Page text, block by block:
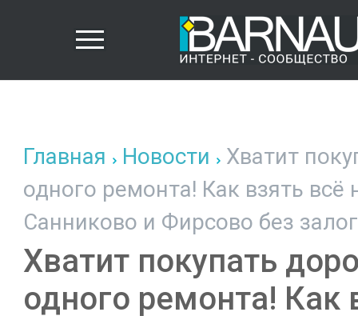
Главная Новости Хватит
одного ремонта! Как взять
Санниково и Фирсово без
Хватит покупать
одного ремонта! Как